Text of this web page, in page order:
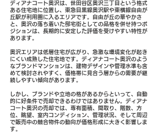
ディアナコート奥沢は、世田谷区奥沢三丁目という格式
ある住宅地に位置し、東急目黒線奥沢駅や東横線自由が
丘駅が利用圏に入るエリアです。自由が丘の華やかさ
と、奥沢の落ち着いた邸宅街としての品格を併せ持つポ
ジションは、長期的に安定した評価を受けやすい特性が
あります。
奥沢エリアは低層住宅が広がり、急激な環境変化が起き
にくい成熟した住宅地です。ディアナコート奥沢のよう
なブランドマンションは、建物デザインや管理水準も含
めて検討されやすく、価格帯に見合う層からの需要が継
続しやすい傾向があります。
しかし、ブランドや立地の格があるからといって、自動
的に好条件で売却できるわけではありません。ディアナ
コート奥沢の売却では、専有面積、間取り、階数、方
位、眺望、室内コンディション、管理状況、そして周辺
で販売中の競合物件の動向が価格形成に大きく影響しま
す。